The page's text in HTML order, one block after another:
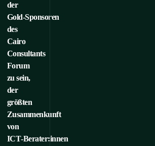
der
Gold‑Sponsoren
des
Cairo
Consultants
Forum
zu sein,
der
größten
Zusammenkunft
von
ICT‑Berater:innen